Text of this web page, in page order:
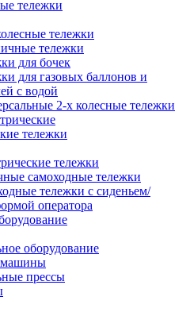
тележки
тележки
тележки
для бочек
для газовых баллонов и
с водой
2-х колесные тележки
тележки
тележки
самоходные тележки
тележки с сиденьем/
оператора
оборудование
машины
прессы